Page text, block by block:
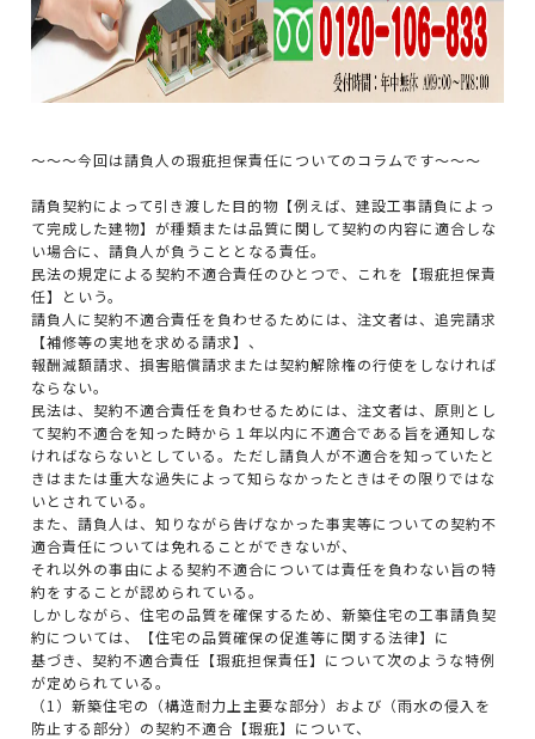
～～～今回は請負人の瑕疵担保責任についてのコラムです～～～
請負契約によって引き渡した目的物【例えば、建設工事請負によっ
て完成した建物】が種類または品質に関して契約の内容に適合しな
い場合に、請負人が負うこととなる責任。
民法の規定による契約不適合責任のひとつで、これを【瑕疵担保責
任】という。
請負人に契約不適合責任を負わせるためには、注文者は、追完請求
【補修等の実地を求める請求】、
報酬減額請求、損害賠償請求または契約解除権の行使をしなければ
ならない。
民法は、契約不適合責任を負わせるためには、注文者は、原則とし
て契約不適合を知った時から１年以内に不適合である旨を通知しな
ければならないとしている。ただし請負人が不適合を知っていたと
きはまたは重大な過失によって知らなかったときはその限りではな
いとされている。
また、請負人は、知りながら告げなかった事実等についての契約不
適合責任については免れることができないが、
それ以外の事由による契約不適合については責任を負わない旨の特
約をすることが認められている。
しかしながら、住宅の品質を確保するため、新築住宅の工事請負契
約については、【住宅の品質確保の促進等に関する法律】に
基づき、契約不適合責任【瑕疵担保責任】について次のような特例
が定められている。
（1）新築住宅の（構造耐力上主要な部分）および（雨水の侵入を
防止する部分）の契約不適合【瑕疵】について、